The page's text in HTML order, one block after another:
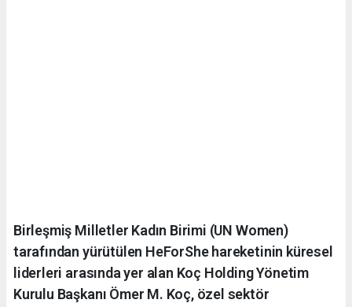
Birleşmiş Milletler Kadın Birimi (UN Women)
tarafından yürütülen HeForShe hareketinin küresel
liderleri arasında yer alan Koç Holding Yönetim
Kurulu Başkanı Ömer M. Koç, özel sektör